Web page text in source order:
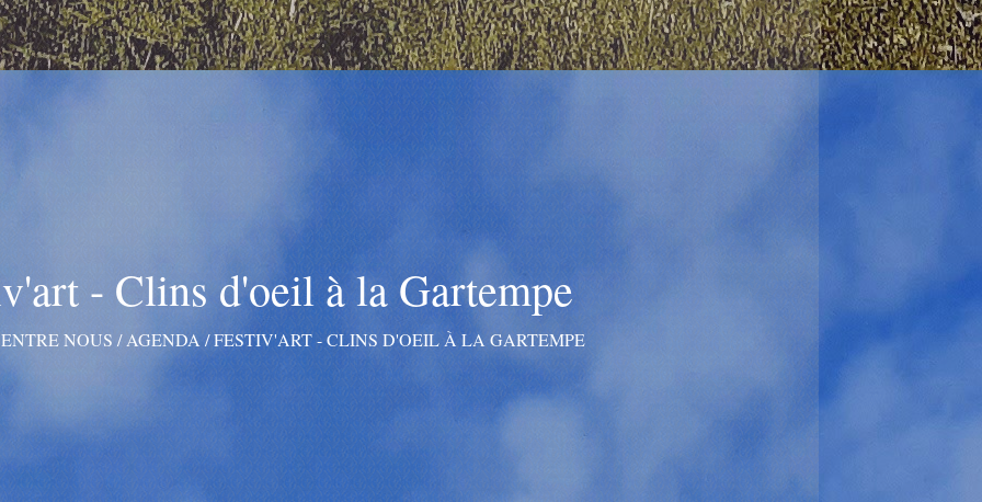
- Clins d'oeil à la Gartempe
ENTRE NOUS /AGENDA /FESTIV'ART - CLINS D'OEIL À LA GARTEMPE